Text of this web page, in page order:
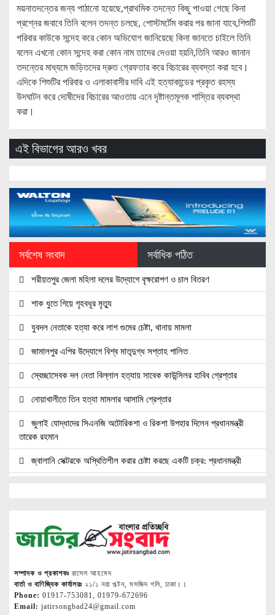
ময়নাতদন্তের জন্য পাঠানো হয়েছে,প্রাথমিক তদন্তে কিছু পাওয়া গেছে কিনা
প্রশ্নের জবাবে তিনি বলেন তদন্ত চলছে, পোস্টমর্টেম করার পর জানা যাবে,শিশুটি
পরিবার কাউকে সন্দেহ করে কোন অভিযোগ জানিয়েছে কিনা জানতে চাইলে তিনি
বলেন এখনো কোন সন্দেহ করা কোন নাম তাদের দেওয়া হয়নি,তিনি আরও জানান
তদন্তের মাধ্যমে জড়িতদের দ্রুত গ্রেফতার করে বিচারের ব্যবস্তা করা হবে।
এদিকে শিশুটির পরিবার ও এলাকাবাসীর দাবি এই হত্যাকান্ডের প্রকৃত রহস্য
উদঘাটন করে দোষীদের বিচারের আওতায় এনে দৃষ্টান্তমূলক শাস্তির ব্যবস্থা
করা।
এই বিভাগের আরও খবর
সর্বশেষ সংবাদ সর্বাধিক পঠিত
শরীয়তপুর জেলা মহিলা দলের উদ্যোগে বৃক্ষরোপণ ও চাল বিতরণ
শাক ধুতে গিয়ে গৃহবধূর মৃত্যু
যুবদল নেতাকে হত্যা করে লাশ গুমের চেষ্টা, থানায় মামলা
জামালপুর এপির উদ্যোগে বিশ্ব মাতৃদুগ্ধ সপ্তাহ পালিত
স্বেচ্ছাসেবক দল নেতা বিল্লাল হত্যায় সাবেক কাউন্সিলর হাবিব গ্রেপ্তার
নোয়াখালীতে তিন হত্যা মামলার আসামি গ্রেপ্তার
জুলাই যোদ্ধাদের সিএনজি অটোরিকশা ও রিকশা উপহার দিলেন প্রধানমন্ত্রী
তারেক রহমান
জ্বালানি সেক্টরকে অস্থিতিশীল করার চেষ্টা করছে একটি চক্র: প্রধানমন্ত্রী
নোয়াখালীতে বিএনপি নেতাকে গুলি, লাগল সহযোগীর বুকে
দলকে সুসংগঠিত ও জনমুখী করতে নেতাকর্মীদের ঐক্যবদ্ধ হওয়ার আহ্বান
শ্রীমঙ্গলের এমপি মুজিবের
মৃত্যুদন্ডপ্রাপ্ত হাসিনার হুমকি ধমকির দায় ভারতের সরকার এড়াতে পারে না :
লেবার পার্টির চেয়ারম্যান ডাঃ ইরান
সম্পাদক ও প্রকাশকঃ রাসেল আহমেদ
বার্তা ও বাণিজ্যিক কার্যালয়ঃ ২১/১ নয়া পল্টন, মসজিদ গলি, ঢাকা।।
Phone: 01917-753081, 01979-672696
Email: jatirsongbad24@gmail.com